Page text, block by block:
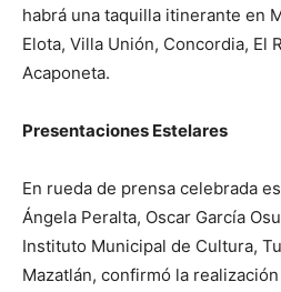
habrá una taquilla itinerante en
Elota, Villa Unión, Concordia, El
Acaponeta.
Presentaciones Estelares
En rueda de prensa celebrada
Ángela Peralta, Oscar García
Instituto Municipal de Cultura,
Mazatlán, confirmó la